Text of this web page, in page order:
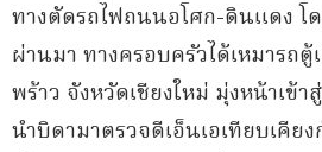
ทางตัดรถไฟถนนอโศก-ดินแดง โ
ผ่านมา ทางครอบครัวได้เหมารถตู้
พร้าว จังหวัดเชียงใหม่ มุ่งหน้าเข้
นำบิดามาตรวจดีเอ็นเอเทียบเคีย